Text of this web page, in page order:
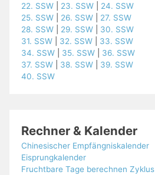
22. SSW
23. SSW
24. SSW
25. SSW
26. SSW
27. SSW
28. SSW
29. SSW
30. SSW
31. SSW
32. SSW
33. SSW
34. SSW
35. SSW
36. SSW
37. SSW
38. SSW
39. SSW
40. SSW
Rechner & Kalender
Chinesischer Empfängniskalender
Eisprungkalender
Fruchtbare Tage berechnen Zyklus